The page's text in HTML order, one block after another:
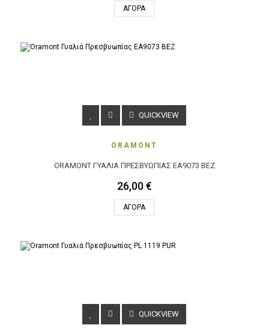
ΑΓΟΡΆ
QUICKVIEW
ORAMONT
ORAMONT ΓΥΑΛΙΆ ΠΡΕΣΒΥΩΠΊΑΣ EA9073 BEZ
26,00 €
ΑΓΟΡΆ
QUICKVIEW